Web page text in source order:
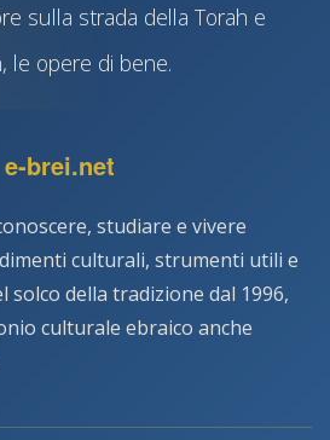
sulla strada della Torah e
le opere di bene.
e-brei.net
studiare e vivere
culturali, strumenti utili e
solco della tradizione dal 1996,
culturale ebraico anche